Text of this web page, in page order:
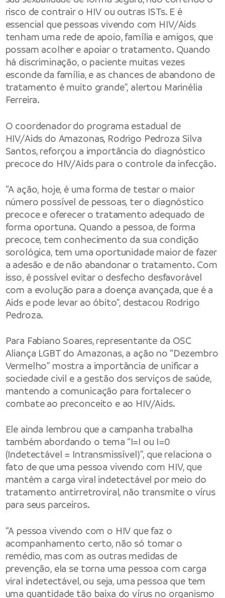
risco de contrair o HIV ou outras ISTs. E é
essencial que pessoas vivendo com HIV/Aids
tenham uma rede de apoio, família e amigos, que
possam acolher e apoiar o tratamento. Quando
há discriminação, o paciente muitas vezes
esconde da família, e as chances de abandono de
tratamento é muito grande”, alertou Marinélia
Ferreira.
O coordenador do programa estadual de
HIV/Aids do Amazonas, Rodrigo Pedroza Silva
Santos, reforçou a importância do diagnóstico
precoce do HIV/Aids para o controle da infecção.
“A ação, hoje, é uma forma de testar o maior
número possível de pessoas, ter o diagnóstico
precoce e oferecer o tratamento adequado de
forma oportuna. Quando a pessoa, de forma
precoce, tem conhecimento da sua condição
sorológica, tem uma oportunidade maior de fazer
a adesão e de não abandonar o tratamento. Com
isso, é possível evitar o desfecho desfavorável
com a evolução para a doença avançada, que é a
Aids e pode levar ao óbito”, destacou Rodrigo
Pedroza.
Para Fabiano Soares, representante da OSC
Aliança LGBT do Amazonas, a ação no “Dezembro
Vermelho” mostra a importância de unificar a
sociedade civil e a gestão dos serviços de saúde,
mantendo a comunicação para fortalecer o
combate ao preconceito e ao HIV/Aids.
Ele ainda lembrou que a campanha trabalha
também abordando o tema “I=I ou I=0
(Indetectável = Intransmissível)”, que relaciona o
fato de que uma pessoa vivendo com HIV, que
mantém a carga viral indetectável por meio do
tratamento antirretroviral, não transmite o vírus
para seus parceiros.
“A pessoa vivendo com o HIV que faz o
acompanhamento certo, não só tomar o
remédio, mas com as outras medidas de
prevenção, ela se torna uma pessoa com carga
viral indetectável, ou seja, uma pessoa que tem
uma quantidade tão baixa do vírus no organismo